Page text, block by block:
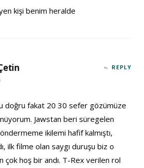
kişi benim heralde
REPLY
doğru fakat 20 30 sefer gözümüze
Jawstan beri süregelen
ikilemi hafif kalmıştı,
ilk filme olan saygı duruşu biz o
çok hoş bir andı. T-Rex verilen rol